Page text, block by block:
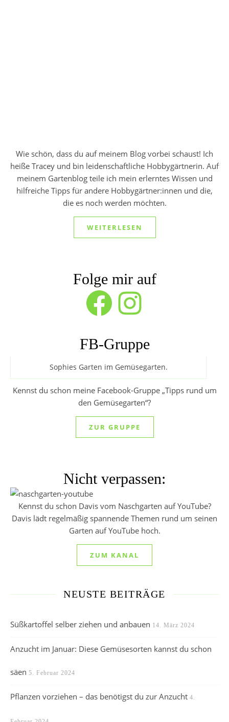
Wie schön, dass du auf meinem Blog vorbei schaust! Ich
heiße Tracey und bin leidenschaftliche Hobbygärtnerin. Auf
meinem Gartenblog teile ich mein erlerntes Wissen und
hilfreiche Tipps für andere Hobbygärtner:innen und die,
die es noch werden möchten.
WEITERLESEN
Folge mir auf
Facebook Instagram
FB-Gruppe
Sophies Garten im Gemüsegarten.
Kennst du schon meine Facebook-Gruppe „Tipps rund um
den Gemüsegarten“?
ZUR GRUPPE
Nicht verpassen:
Kennst du schon Davis vom Naschgarten auf YouTube?
Davis lädt regelmäßig spannende Themen rund um seinen
Garten auf YouTube hoch.
ZUM KANAL
NEUSTE BEITRÄGE
Süßkartoffel selber ziehen und anbauen 14. März 2024
Anzucht im Januar: Diese Gemüsesorten kannst du schon
säen 5. Februar 2024
Pflanzen vorziehen – das benötigst du zur Anzucht 4.